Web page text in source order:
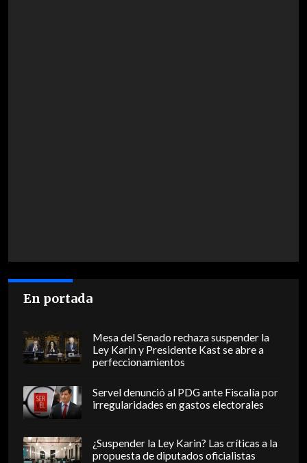
En portada
Mesa del Senado rechaza suspender la
Ley Karin y Presidente Kast se abre a
perfeccionamientos
Servel denunció al PDG ante Fiscalía por
irregularidades en gastos electorales
¿Suspender la Ley Karin? Las críticas a la
propuesta de diputados oficialistas